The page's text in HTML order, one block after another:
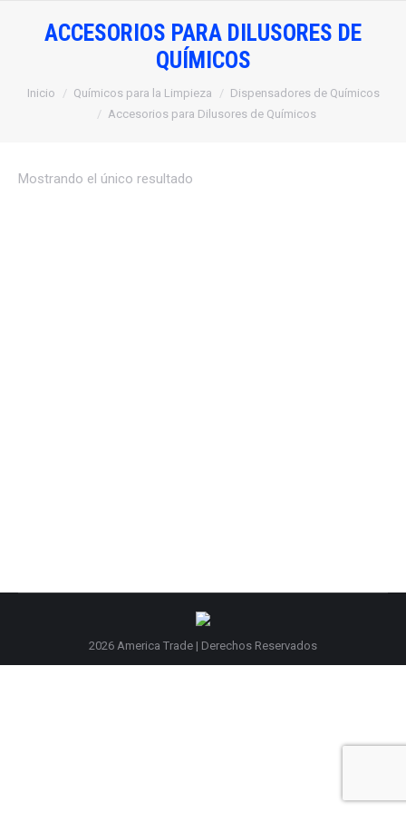
ACCESORIOS PARA DILUSORES DE
QUÍMICOS
Estás aquí:
Inicio Químicos para la Limpieza
Dispensadores de Químicos
Accesorios para Dilusores de Químicos
Mostrando el único resultado
2026 America Trade | Derechos Reservados